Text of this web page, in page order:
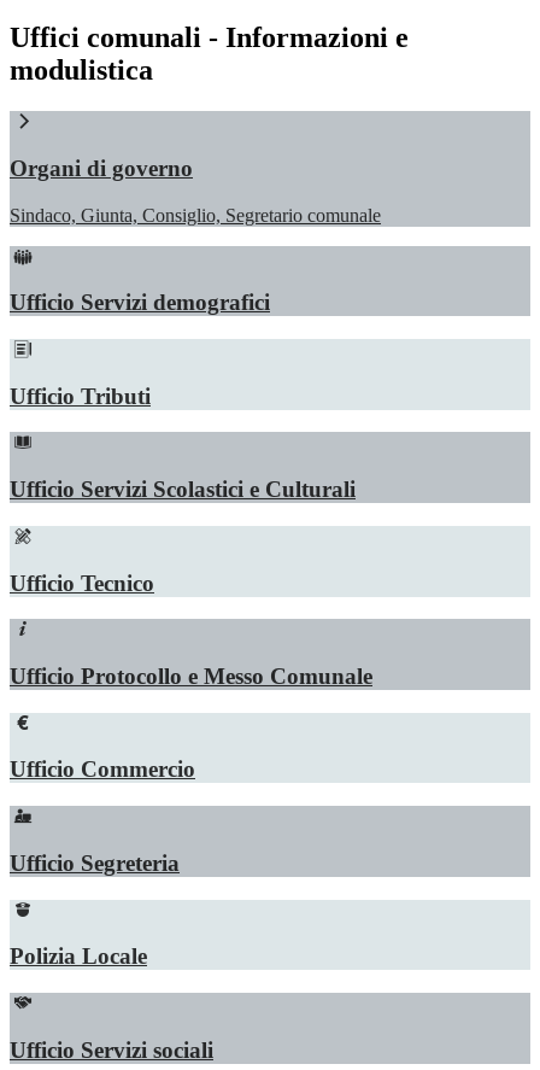
Uffici comunali - Informazioni e
modulistica
Organi di governo
Sindaco, Giunta, Consiglio, Segretario comunale
Ufficio Servizi demografici
Ufficio Tributi
Ufficio Servizi Scolastici e Culturali
Ufficio Tecnico
Ufficio Protocollo e Messo Comunale
Ufficio Commercio
Ufficio Segreteria
Polizia Locale
Ufficio Servizi sociali